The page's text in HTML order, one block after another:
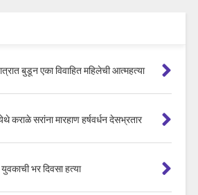
बुडून एका विवाहित महिलेची आत्महत्या
कराळे सरांना मारहाण हर्षवर्धन देसभ्रतार
भर दिवसा हत्या